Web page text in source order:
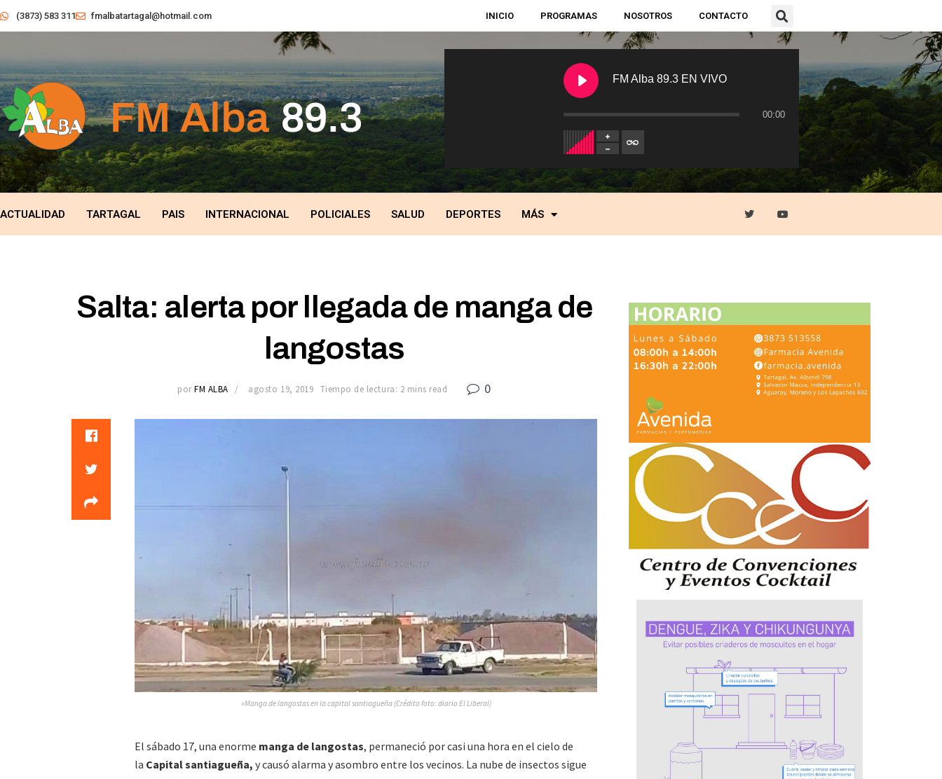
(3873) 583 311 fmalbatartagal@hotmail.com INICIO PROGRAMAS NOSOTROS CONTACTO
FM Alba 89.3 EN VIVO
00:00
ACTUALIDAD TARTAGAL PAIS INTERNACIONAL POLICIALES SALUD DEPORTES MÁS
Salta: alerta por llegada de manga de
langostas
por FM ALBA agosto 19, 2019 Tiempo de lectura: 2 mins read 0
»Manga de langostas en la capital santiagueña (Crédito foto: diario El Liberal)
El sábado 17, una enorme manga de langostas, permaneció por casi una hora en el cielo de
la Capital santiagueña, y causó alarma y asombro entre los vecinos. La nube de insectos sigue